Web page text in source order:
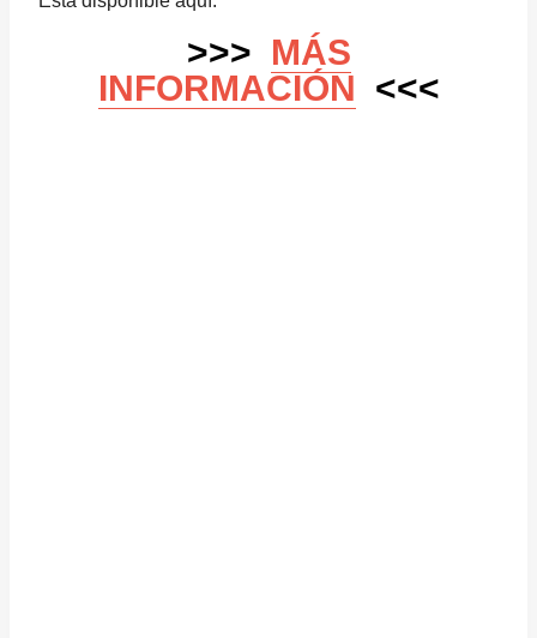
>>> MÁS
INFORMACIÓN <<<